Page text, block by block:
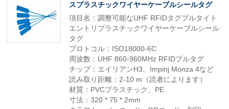
スプラスチックワイヤーケーブルシールタグ
項目名：調整可能なUHF RFIDタグプルタイト
エントリプラスチックワイヤーケーブルシール
タグ
プロトコル：ISO18000-6C
周波数：UHF 860-960MHz RFIDプルタグ
チップ：エイリアンH3、Impinj Monza 4など
読み取り距離：2-10 m（読者によります）
材質：PVCプラスチック、PE
寸法：320 * 75 * 2mm